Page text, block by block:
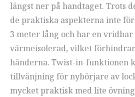
längst ner på handtaget. Trots
de praktiska aspekterna inte
3 meter lång och har en
värmeisolerad, vilket
händerna. Twist-in-funktionen
tillvänjning för nybörjare av
mycket praktisk med lite